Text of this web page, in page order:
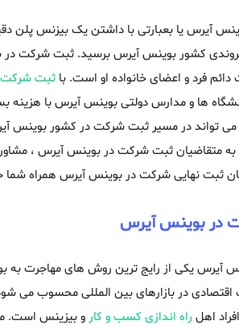
آيرس یا بعبارتی با داشتن یک بیزنس پلن
کشور بوينس آيرس برسید. ثبت شرکت در
دائم فرد و اعضای خانواده او است. با ثبت شرکت
ها و مدارس دولتی بوينس آيرس با هزینه
می تواند در مسیر ثبت شرکت در کشور بوينس
۲۴ ساعته به متقاضیان ثبت شرکت در بوينس آيرس ،
ثبت نهایی شرکت در بوينس آيرس همراه شما
در بوينس آيرس
آيرس یکی از رایج ترین روش های مهاجرت به
در بازارهای بین المللی محسوب می
اهل راه اندازی کسب و کار و بیزینس است.